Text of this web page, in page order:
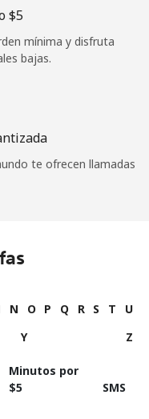
⁦$5⁩
mínima y disfruta
bajas.
te ofrecen llamadas
N O P Q R S T
U
Y Z
Minutos por
⁦$5⁩
SMS